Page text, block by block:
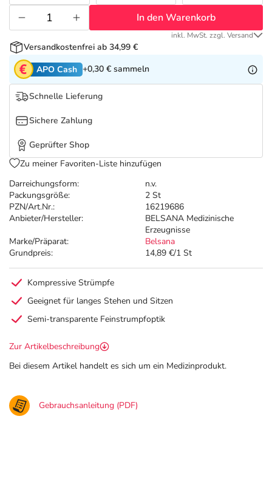
Vitamine & Mineralstoffe
Darreichungsform:
n.v.
Packungsgröße:
2 St
PZN/Art.Nr.:
16219686
Anbieter/Hersteller:
BELSANA Medizinische
Erzeugnisse
Marke/Präparat:
Belsana
Grundpreis:
14,89 €/1 St
In den Warenkorb
inkl. MwSt. zzgl. Versand
Versandkostenfrei ab 34,99 €
APO Cash +0,30 € sammeln
Schnelle Lieferung
Sichere Zahlung
Geprüfter Shop
Zu meiner Favoriten-Liste hinzufügen
Kompressive Strümpfe
Geeignet für langes Stehen und Sitzen
Semi-transparente Feinstrumpfoptik
Zur Artikelbeschreibung
Bei diesem Artikel handelt es sich um ein Medizinprodukt.
Gebrauchsanleitung (PDF)